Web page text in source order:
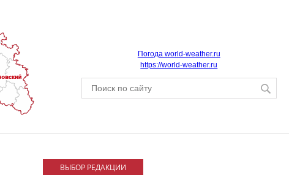
Погода world-weather.ru
https://world-weather.ru
ВЫБОР РЕДАКЦИИ